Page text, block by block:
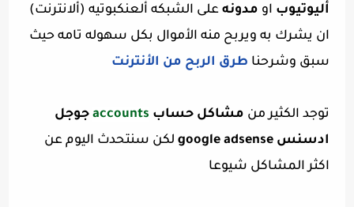
أليوتيوب او مدونه على الشبكه ألعنكبوتيه (ألانترنت)
ان يشرك به ويربح منه الأموال بكل سهوله تامه حيث
سبق وشرحنا طرق الربح من الأنترنت
توجد الكثير من مشاكل حساب accounts جوجل
ادسنس google adsense
لكن سنتحدث اليوم عن
اكثر المشاكل شيوعا